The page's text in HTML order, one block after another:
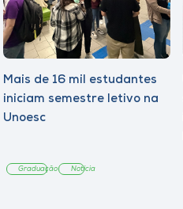
Mais de 16 mil estudantes
iniciam semestre letivo na
Unoesc
Graduação Notícia